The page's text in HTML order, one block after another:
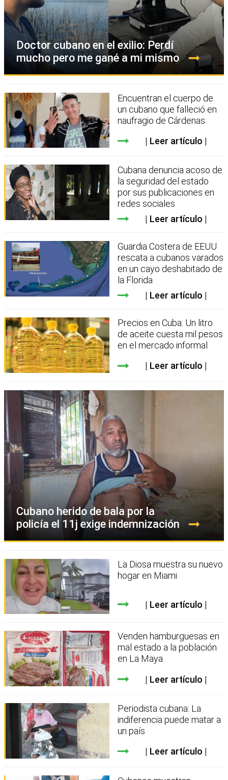
Doctor cubano en el exilio: Perdí
mucho pero me gané a mi mismo
Encuentran el cuerpo de
un cubano que falleció en
naufragio de Cárdenas
Leer artículo
Cubana denuncia acoso de
la seguridad del estado
por sus publicaciones en
redes sociales
Leer artículo
Guardia Costera de EEUU
rescata a cubanos varados
en un cayo deshabitado de
la Florida
Leer artículo
Precios en Cuba: Un litro
de aceite cuesta mil pesos
en el mercado informal
Leer artículo
Cubano herido de bala por la
policía el 11j exige indemnización
La Diosa muestra su nuevo
hogar en Miami
Leer artículo
Venden hamburguesas en
mal estado a la población
en La Maya
Leer artículo
Periodista cubana: La
indiferencia puede matar a
un país
Leer artículo